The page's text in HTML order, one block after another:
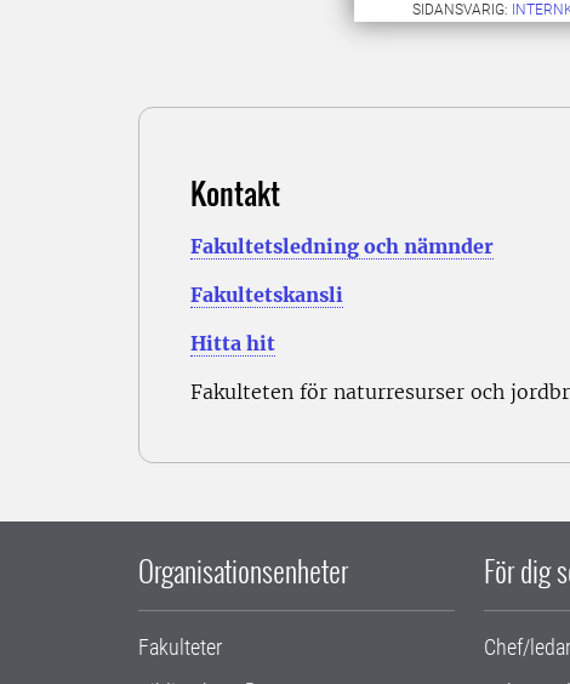
SIDANSVARIG:
Kontakt
Fakultetsledning och nämnder
Fakultetskansli
Hitta hit
Fakulteten för naturresurser och
Organisationsenheter
Fakulteter
För dig
Chef/